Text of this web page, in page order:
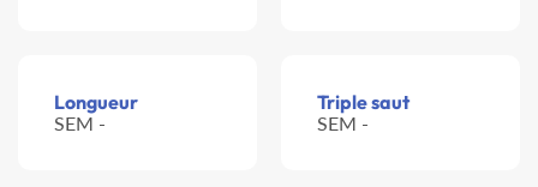
Longueur
SEM -
Triple saut
SEM -